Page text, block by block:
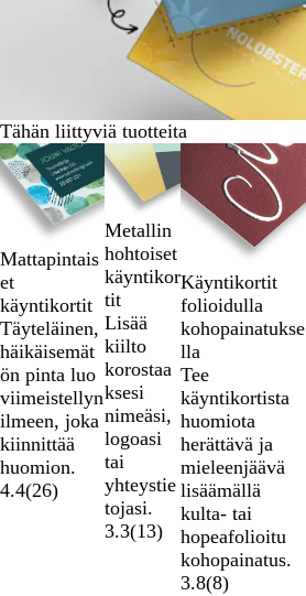
Tähän liittyviä tuotteita
Mattapintais
et
käyntikortit
Täyteläinen,
häikäisemät
ön pinta luo
viimeistellyn
ilmeen, joka
kiinnittää
huomion.
4.4(26)
Metallin
hohtoiset
käyntikor
tit
Lisää
kiilto
korostaa
ksesi
nimeäsi,
logoasi
tai
yhteystie
tojasi.
3.3(13)
Käyntikortit
folioidulla
kohopainatukse
lla
Tee
käyntikortista
huomiota
herättävä ja
mieleenjäävä
lisäämällä
kulta- tai
hopeafolioitu
kohopainatus.
3.8(8)
Diat
1
5